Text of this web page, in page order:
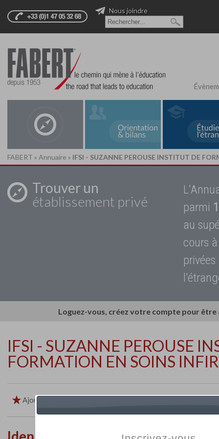
Nous joindre
FABERT » Annuaire » IFSI - SUZANNE PEROUSE INSTITUT DE
Trouver un
établissement privé
parmi
au
cours
Loguez-vous, créez votre compte pour
IFSI - SUZANNE PEROUSE
FORMATION EN SOINS
Ajouter aux favoris